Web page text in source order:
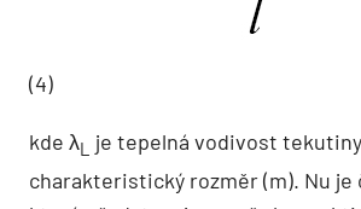
(4)
kde λL
je tepelná vodivost
charakteristický rozměr (m). Nu je